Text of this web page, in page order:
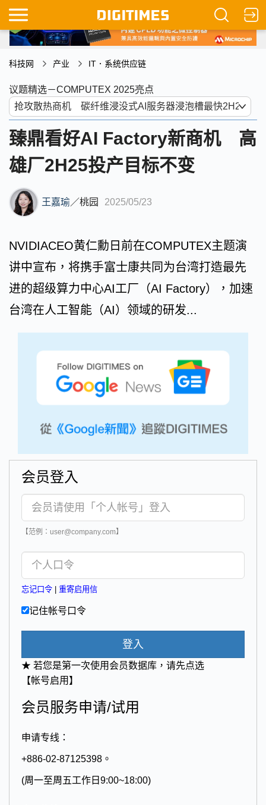
科技网 产业 IT．系统供应链
议题精选－COMPUTEX 2025亮点
臻鼎看好AI Factory新商机 高
雄厂2H25投产目标不变
王嘉瑜／桃园 2025/05/23
NVIDIACEO黄仁勳日前在COMPUTEX主题演
讲中宣布，将携手富士康共同为台湾打造最先
进的超级算力中心AI工厂（AI Factory），加速
台湾在人工智能（AI）领域的研发...
会员登入
【范例：user@company.com】
忘记口令 重寄启用信
记住帐号口令
登入
★ 若您是第一次使用会员数据库，请先点选
【帐号启用】
会员服务申请/试用
申请专线：
+886-02-87125398。
(周一至周五工作日9:00~18:00)